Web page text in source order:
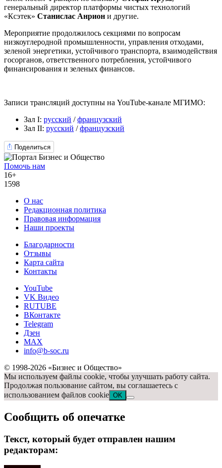
генеральный директор платформы чистых технологий
«Ксэтек» Станислас Анрион и другие.
Мероприятие продолжилось секциями по вопросам
низкоуглеродной промышленности, управления отходами,
зеленой энергетики, устойчивого транспорта, взаимодействия
госорганов, ответственного потребления, устойчивого
финансирования и зеленых финансов.
Записи трансляций доступны на YouTube-канале МГИМО:
Зал I: русский /французский
Зал II: русский /французский
Поделиться
Помочь нам
16+
1598
О нас
Редакционная политика
Правовая информация
Наши проекты
Благодарности
Отзывы
Карта сайта
Контакты
YouTube
VK Видео
RUTUBE
ВКонтакте
Telegram
Дзен
MAX
info@b-soc.ru
© 1998-2026 «Бизнес и Общество»
Мы используем файлы cookie, чтобы улучшать работу сайта.
Продолжая пользование сайтом, вы соглашаетесь с
использованием файлов cookie OK
Сообщить об опечатке
Текст, который будет отправлен нашим
редакторам: